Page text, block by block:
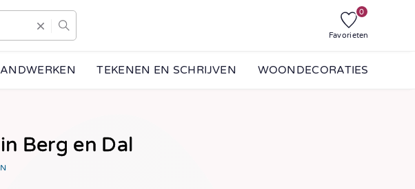
0
Favorieten
TEKENEN EN SCHRIJVEN WOONDECORATIES
Berg en Dal